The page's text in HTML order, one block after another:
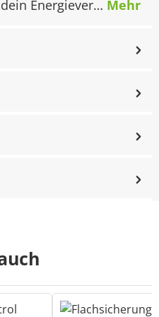
Energiever… Mehr